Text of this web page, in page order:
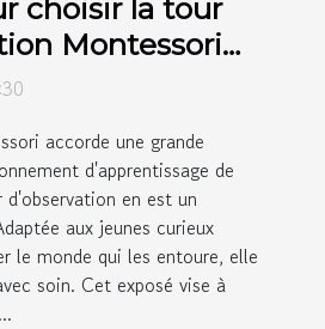
choisir la tour
Montessori
enfant
accorde une grande
d'apprentissage de
en est un
aux jeunes curieux
le monde qui les entoure, elle
soin. Cet exposé vise à